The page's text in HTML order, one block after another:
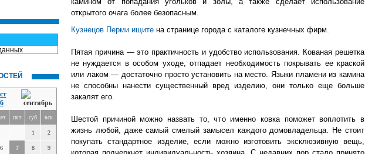
пят суб вск
1 2
6 7 8 9
открытого очага более безопасным.
Кузнецов Перми ищите на странице города с каталоге кузнечных фирм.
Пятая причина — это практичность и удобство использования. Кованая решетка
не нуждается в особом уходе, отпадает необходимость покрывать ее краской
или лаком — достаточно просто установить на место. Языки пламени из камина
не способны нанести существенный вред изделию, они только еще больше
закалят его.
Шестой причиной можно назвать то, что именно ковка поможет воплотить в
жизнь любой, даже самый смелый замысел каждого домовладельца. Не стоит
покупать стандартное изделие, если можно изготовить эксклюзивную вещь,